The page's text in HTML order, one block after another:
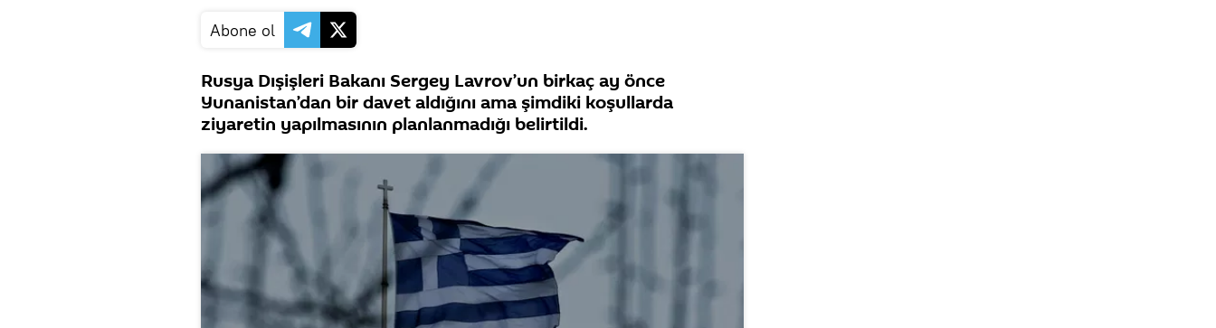
Abone ol
Rusya Dışişleri Bakanı Sergey Lavrov’un birkaç ay önce
Yunanistan’dan bir davet aldığını ama şimdiki koşullarda
ziyaretin yapılmasının planlanmadığı belirtildi.